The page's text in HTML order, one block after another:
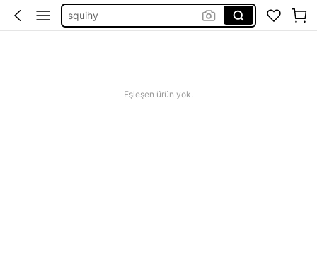
squihy
Eşleşen ürün yok.